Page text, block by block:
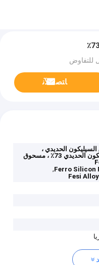
ﺎﺘﺼﻟ ﺍﻶﻧ
الحديدي ،
مسحوق السيليكون الحديدي 73٪ ، مسحوق
Ferro Silicon
,
Fesi